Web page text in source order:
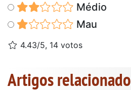
Médio
Mau
4.43/5, 14 votos
Artigos